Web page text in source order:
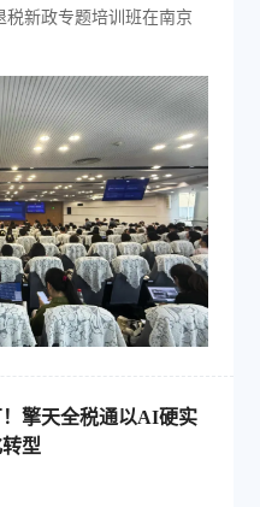
税新政专题培训班在南京
擎天全税通以AI硬实
型